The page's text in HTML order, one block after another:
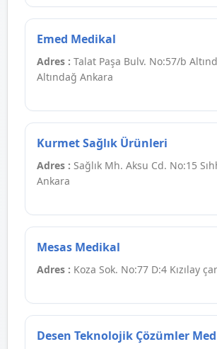
Emed Medikal
Adres : Talat Paşa Bulv. No:57/b
Altındağ Ankara
Kurmet Sağlık Ürünleri
Adres : Sağlık Mh. Aksu Cd. No:15
Ankara
Mesas Medikal
Adres : Koza Sok. No:77 D:4 Kızılay
Desen Teknolojik Çözümler